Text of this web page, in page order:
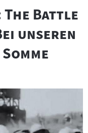
"
The Battle
unseren
"